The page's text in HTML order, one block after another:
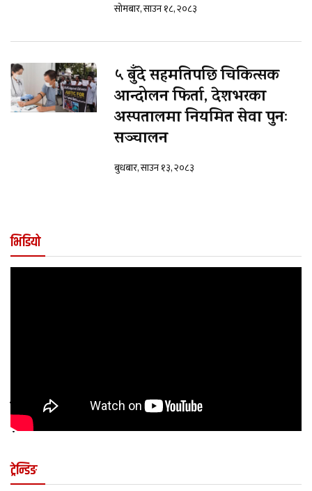
सोमबार, साउन १८, २०८३
५ बुँदे सहमतिपछि चिकित्सक
आन्दोलन फिर्ता, देशभरका
अस्पतालमा नियमित सेवा पुनः
सञ्चालन
बुधबार, साउन १३, २०८३
भिडियो
कुन अवस्थामा बच्चालाई शल्यक्रिया आवश्यक पर्छ
?
ट्रेन्डिङ